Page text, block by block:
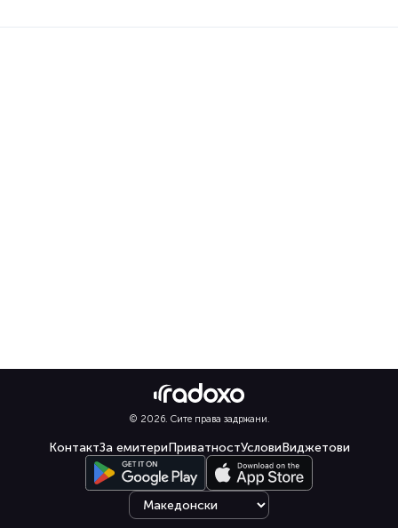
© 2026. Сите права задржани.
КонтактЗа емитериПриватностУсловиВиджетови
Select language